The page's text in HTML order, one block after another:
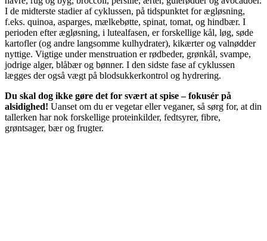
I de midterste stadier af cyklussen, på tidspunktet for ægløsning,
f.eks. quinoa, asparges, mælkebøtte, spinat, tomat, og hindbær. I
perioden efter ægløsning, i lutealfasen, er forskellige kål, løg, søde
kartofler (og andre langsomme kulhydrater), kikærter og valnødder
nyttige. Vigtige under menstruation er rødbeder, grønkål, svampe,
jodrige alger, blåbær og bønner. I den sidste fase af cyklussen
lægges der også vægt på blodsukkerkontrol og hydrering.
Du skal dog ikke gøre det for svært at spise – fokusér på
alsidighed! Uanset om du er vegetar eller veganer, så sørg for, at din
tallerken har nok forskellige proteinkilder, fedtsyrer, fibre,
grøntsager, bær og frugter.